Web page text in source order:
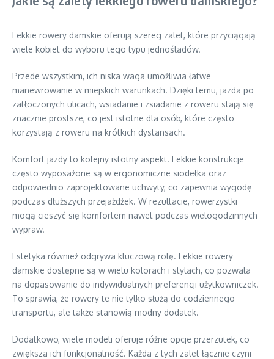
Lekkie rowery damskie oferują szereg zalet, które przyciągają
wiele kobiet do wyboru tego typu jednośladów.
Przede wszystkim, ich niska waga umożliwia łatwe
manewrowanie w miejskich warunkach. Dzięki temu, jazda po
zatłoczonych ulicach, wsiadanie i zsiadanie z roweru stają się
znacznie prostsze, co jest istotne dla osób, które często
korzystają z roweru na krótkich dystansach.
Komfort jazdy to kolejny istotny aspekt. Lekkie konstrukcje
często wyposażone są w ergonomiczne siodełka oraz
odpowiednio zaprojektowane uchwyty, co zapewnia wygodę
podczas dłuższych przejażdżek. W rezultacie, rowerzystki
mogą cieszyć się komfortem nawet podczas wielogodzinnych
wypraw.
Estetyka również odgrywa kluczową rolę. Lekkie rowery
damskie dostępne są w wielu kolorach i stylach, co pozwala
na dopasowanie do indywidualnych preferencji użytkowniczek.
To sprawia, że rowery te nie tylko służą do codziennego
transportu, ale także stanowią modny dodatek.
Dodatkowo, wiele modeli oferuje różne opcje przerzutek, co
zwiększa ich funkcjonalność. Każda z tych zalet łącznie czyni